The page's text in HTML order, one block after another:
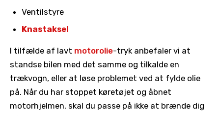
Ventilstyre
Knastaksel
I tilfælde af lavt motorolie-tryk anbefaler vi at
standse bilen med det samme og tilkalde en
trækvogn, eller at løse problemet ved at fylde olie
på. Når du har stoppet køretøjet og åbnet
motorhjelmen, skal du passe på ikke at brænde dig